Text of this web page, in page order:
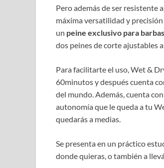
Pero además de ser resistente
máxima versatilidad y
un peine exclusivo para barbas
dos peines de corte ajustables
Para facilitarte el uso, Wet &
60minutos y después cuenta
del mundo. Además, cuenta
autonomía que le queda a tu
quedarás a medias.
Se presenta en un práctico
donde quieras, o también a